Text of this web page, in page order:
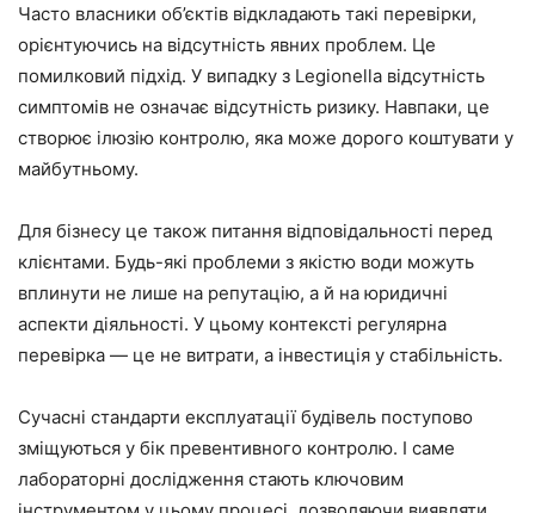
Часто власники об’єктів відкладають такі перевірки,
орієнтуючись на відсутність явних проблем. Це
помилковий підхід. У випадку з Legionella відсутність
симптомів не означає відсутність ризику. Навпаки, це
створює ілюзію контролю, яка може дорого коштувати у
майбутньому.
Для бізнесу це також питання відповідальності перед
клієнтами. Будь-які проблеми з якістю води можуть
вплинути не лише на репутацію, а й на юридичні
аспекти діяльності. У цьому контексті регулярна
перевірка — це не витрати, а інвестиція у стабільність.
Сучасні стандарти експлуатації будівель поступово
зміщуються у бік превентивного контролю. І саме
лабораторні дослідження стають ключовим